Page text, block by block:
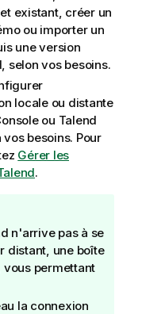
existant, créer un
ou importer un
une version
, selon vos besoins.
locale ou distante
ou Talend
besoins. Pour
Gérer les
.
n'arrive pas à se
distant, une boîte
permettant
la connexion